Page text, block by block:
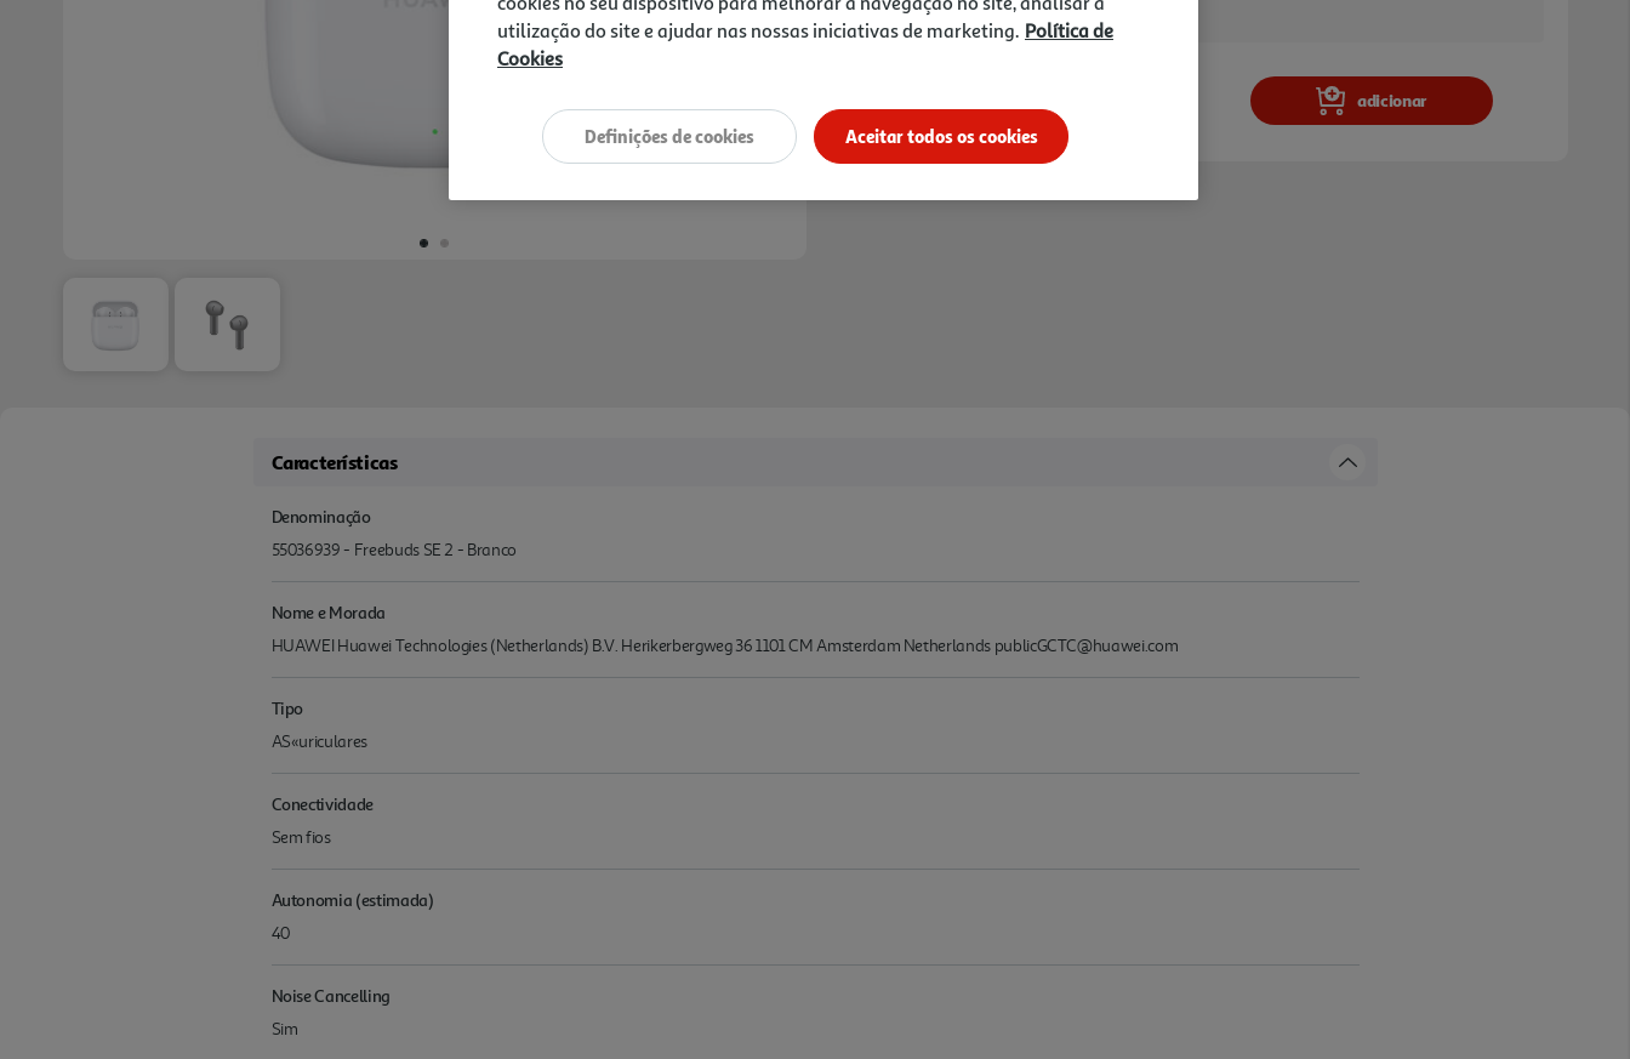
*Mediante disponibilidade de slot de entrega e stock em loja.
adicionar
Características
Denominação
55036939 - Freebuds SE 2 - Branco
Nome e Morada
HUAWEI Huawei Technologies (Netherlands) B.V. Herikerbergweg 36 1101 CM Amsterdam Netherlands publicGCTC@huawei.com
Tipo
AS«uriculares
Conectividade
Sem fios
Autonomia (estimada)
40
Noise Cancelling
Sim
utilização do site e ajudar nas nossas iniciativas de marketing. Política de
Cookies
Aceitar todos os cookies
Definições de cookies